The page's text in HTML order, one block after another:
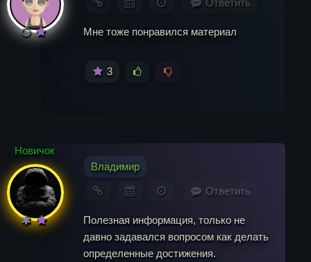
Email
Мне тоже понравился материал
3
Новичок
Владимир
Ответить
Полезная информация, только не
давно задавался вопросом как делать
определенные достижения.